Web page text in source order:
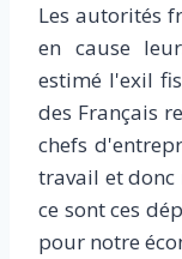
Les autorités
en cause
estimé l'exil
des Français
chefs
travail et donc
ce sont ces
pour notre